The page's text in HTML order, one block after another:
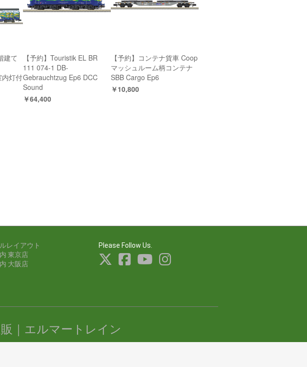
建て
灯付
【予約】Touristik EL BR
111 074-1 DB-
Gebrauchtzug Ep6 DCC
Sound
￥64,400
【予約】コンテナ貨車 Coop
マッシュルーム柄コンテナ
SBB Cargo Ep6
￥10,800
レイアウト
東京店
大阪店
Please Follow Us.
｜エルマートレイン